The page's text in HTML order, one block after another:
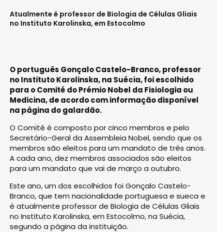
Atualmente é professor de Biologia de Células Gliais
no Instituto Karolinska, em Estocolmo
O português Gonçalo Castelo-Branco, professor
no Instituto Karolinska, na Suécia, foi escolhido
para o Comité do Prémio Nobel da Fisiologia ou
Medicina, de acordo com informação disponível
na página do galardão.
O Comité é composto por cinco membros e pelo
Secretário-Geral da Assembleia Nobel, sendo que os
membros são eleitos para um mandato de três anos.
A cada ano, dez membros associados são eleitos
para um mandato que vai de março a outubro.
Este ano, um dos escolhidos foi Gonçalo Castelo-
Branco, que tem nacionalidade portuguesa e sueca e
é atualmente professor de Biologia de Células Gliais
no Instituto Karolinska, em Estocolmo, na Suécia,
segundo a página da instituição.